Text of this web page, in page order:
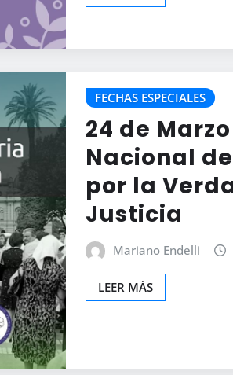
FECHAS ESPECIALES
24 de
Nacional
por la
Justicia
Mariano Endelli
LEER MÁS